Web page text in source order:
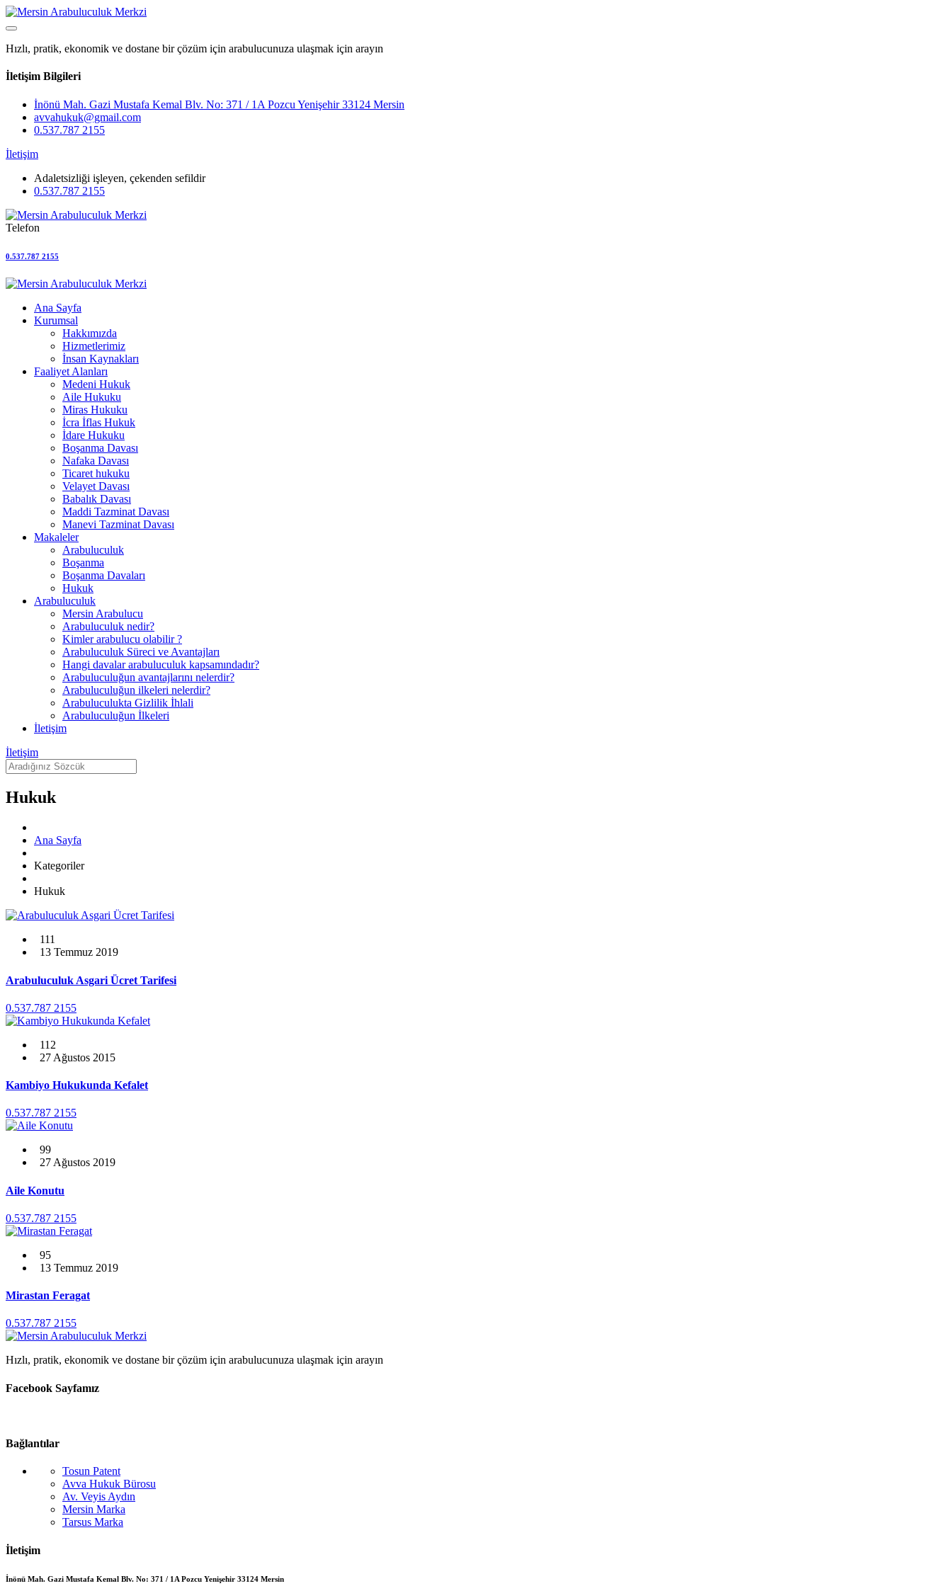
Hızlı, pratik, ekonomik ve dostane bir çözüm için arabulucunuza ulaşmak için arayın
İletişim Bilgileri
İnönü Mah. Gazi Mustafa Kemal Blv. No: 371 / 1A Pozcu Yenişehir 33124 Mersin
avvahukuk@gmail.com
0.537.787 2155
İletişim
Adaletsizliği işleyen, çekenden sefildir
0.537.787 2155
Telefon
0.537.787 2155
Ana Sayfa
Kurumsal
Hakkımızda
Hizmetlerimiz
İnsan Kaynakları
Faaliyet Alanları
Medeni Hukuk
Aile Hukuku
Miras Hukuku
İcra İflas Hukuk
İdare Hukuku
Boşanma Davası
Nafaka Davası
Ticaret hukuku
Velayet Davası
Babalık Davası
Maddi Tazminat Davası
Manevi Tazminat Davası
Makaleler
Arabuluculuk
Boşanma
Boşanma Davaları
Hukuk
Arabuluculuk
Mersin Arabulucu
Arabuluculuk nedir?
Kimler arabulucu olabilir ?
Arabuluculuk Süreci ve Avantajları
Hangi davalar arabuluculuk kapsamındadır?
Arabuluculuğun avantajlarını nelerdir?
Arabuluculuğun ilkeleri nelerdir?
Arabuluculukta Gizlilik İhlali
Arabuluculuğun İlkeleri
İletişim
İletişim
Hukuk
Ana Sayfa
Kategoriler
Hukuk
111
13 Temmuz 2019
Arabuluculuk Asgari Ücret Tarifesi
0.537.787 2155
112
27 Ağustos 2015
Kambiyo Hukukunda Kefalet
0.537.787 2155
99
27 Ağustos 2019
Aile Konutu
0.537.787 2155
95
13 Temmuz 2019
Mirastan Feragat
0.537.787 2155
Hızlı, pratik, ekonomik ve dostane bir çözüm için arabulucunuza ulaşmak için arayın
Facebook Sayfamız
Bağlantılar
Tosun Patent
Avva Hukuk Bürosu
Av. Veyis Aydın
Mersin Marka
Tarsus Marka
İletişim
İnönü Mah. Gazi Mustafa Kemal Blv. No: 371 / 1A Pozcu Yenişehir 33124 Mersin